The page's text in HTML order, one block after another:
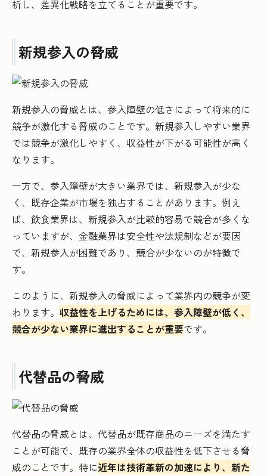
析し、差異化戦略を立てることが重要です。
新規参入の脅威
新規参入の脅威とは、参入障壁の低さによって将来的に
競争が激化する脅威のことです。新規参入しやすい業界
では競争が激化しやすく、収益性が下がる可能性が高く
なります。
一方で、参入障壁が大きい業界では、新規参入が少な
く、既存企業が市場を独占することがあります。例え
ば、飲食業界は、新規参入が比較的容易で競合が多くな
っていますが、金融業界は安全性や法規制などが要因
で、新規参入が困難であり、競合が少ないのが特徴で
す。
このように、新規参入の脅威によって業界内の競争が変
わります。 収益性を上げるためには、参入障壁が低く、
競合が少ない業界に進出することが重要です。
代替品の脅威
代替品の脅威とは、代替品が既存商品のニーズを満たす
ことが可能で、既存の業界全体の収益性を低下させる脅
威のことです。特に近年は技術革新の加速により、新た